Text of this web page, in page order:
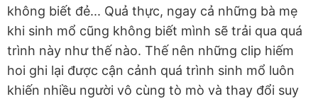
không biết đẻ... Quả thực, ngay cả những bà mẹ
khi sinh mổ cũng không biết mình sẽ trải qua quá
trình này như thế nào. Thế nên những clip hiếm
hoi ghi lại được cận cảnh quá trình sinh mổ luôn
khiến nhiều người vô cùng tò mò và thay đổi suy